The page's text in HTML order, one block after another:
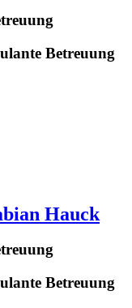
Betreuung
Hauck
Betreuung